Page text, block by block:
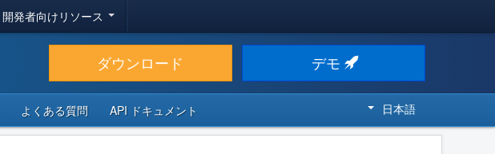
開発者向けリソース
ダウンロード デモ
よくある質問 API ドキュメント 日本語